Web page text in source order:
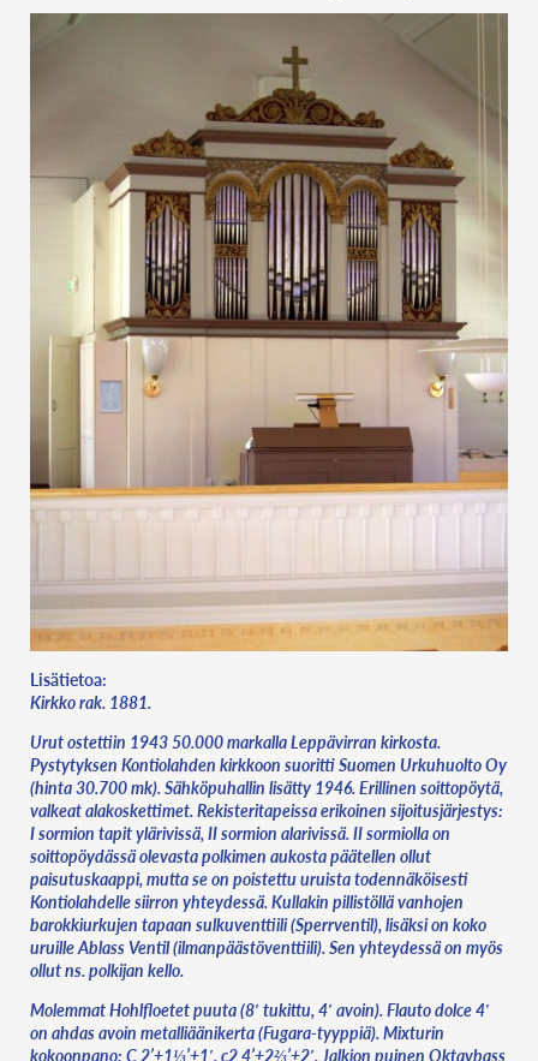
Lisätietoa:
Kirkko rak. 1881.
Urut ostettiin 1943 50.000 markalla Leppävirran kirkosta.
Pystytyksen Kontiolahden kirkkoon suoritti Suomen Urkuhuolto Oy
(hinta 30.700 mk). Sähköpuhallin lisätty 1946. Erillinen soittopöytä,
valkeat alakoskettimet. Rekisteritapeissa erikoinen sijoitusjärjestys:
I sormion tapit ylärivissä, II sormion alarivissä. II sormiolla on
soittopöydässä olevasta polkimen aukosta päätellen ollut
paisutuskaappi, mutta se on poistettu uruista todennäköisesti
Kontiolahdelle siirron yhteydessä. Kullakin pillistöllä vanhojen
barokkiurkujen tapaan sulkuventtiili (Sperrventil), lisäksi on koko
uruille Ablass Ventil (ilmanpäästöventtiili). Sen yhteydessä on myös
ollut ns. polkijan kello.
Molemmat Hohlfloetet puuta (8′ tukittu, 4′ avoin). Flauto dolce 4′
on ahdas avoin metalliäänikerta (Fugara-tyyppiä). Mixturin
kokoonpano: C 2’+1⅓’+1′, c2 4’+2⅔’+2′. Jalkion puinen Oktavbass